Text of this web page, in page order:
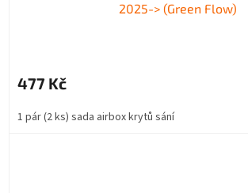
2025-> (Green Flow)
477 Kč
1 pár (2 ks) sada airbox krytů sání